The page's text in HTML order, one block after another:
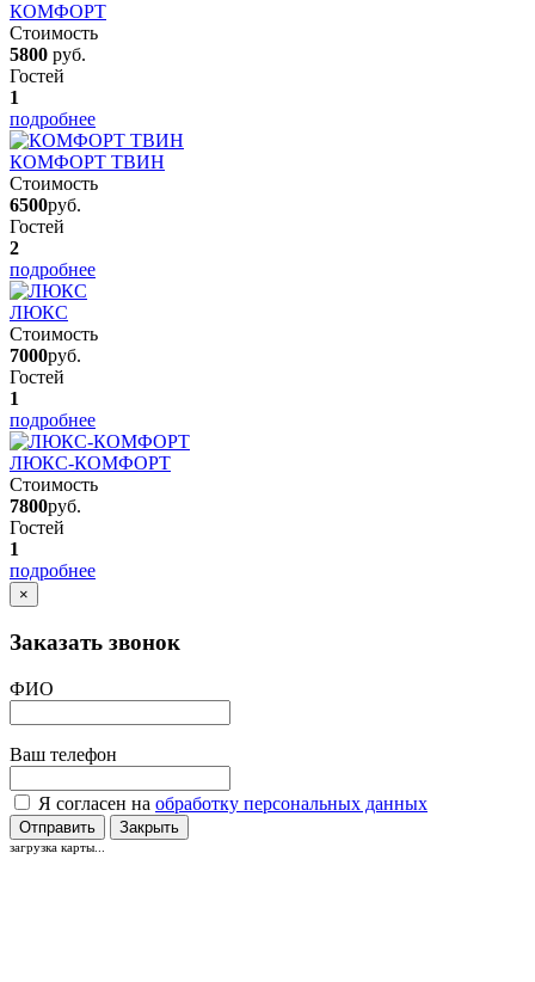
КОМФОРТ
Стоимость
5800 руб.
Гостей
1
подробнее
КОМФОРТ ТВИН
Стоимость
6500руб.
Гостей
2
подробнее
ЛЮКС
Стоимость
7000руб.
Гостей
1
подробнее
ЛЮКС-КОМФОРТ
Стоимость
7800руб.
Гостей
1
подробнее
×
Заказать звонок
ФИО
Ваш телефон
Я согласен на обработку персональных данных
Отправить Закрыть
загрузка карты...